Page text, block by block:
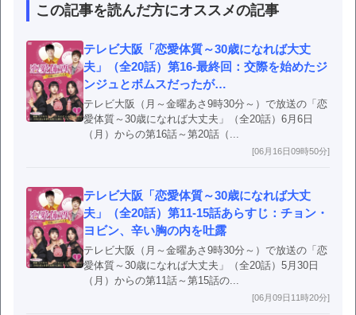
この記事を読んだ方にオススメの記事
テレビ大阪「恋愛体質～30歳になれば大丈
夫」（全20話）第16-最終回：交際を始めたジ
ンジュとボムスだったが…
テレビ大阪（月～金曜あさ9時30分～）で放送の「恋
愛体質～30歳になれば大丈夫」（全20話）6月6日
（月）からの第16話～第20話（...
[06月16日09時50分]
テレビ大阪「恋愛体質～30歳になれば大丈
夫」（全20話）第11-15話あらすじ：チョン・
ヨビン、辛い胸の内を吐露
テレビ大阪（月～金曜あさ9時30分～）で放送の「恋
愛体質～30歳になれば大丈夫」（全20話）5月30日
（月）からの第11話～第15話の...
[06月09日11時20分]